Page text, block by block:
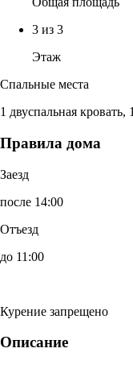
3 из 3
Этаж
Спальные места
1 двуспальная
Правила дома
Заезд
после 14:00
Отъезд
до 11:00
Курение запрещено
Описание